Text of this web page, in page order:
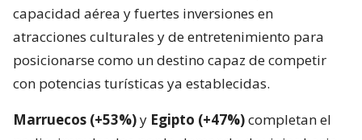
capacidad aérea y fuertes inversiones en
atracciones culturales y de entretenimiento para
posicionarse como un destino capaz de competir
con potencias turísticas ya establecidas.
Marruecos (+53%)y Egipto (+47%)completan el